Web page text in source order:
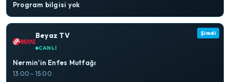
Program bilgisi yok
Şimdi
Beyaz TV
CANLI
Nermin'in Enfes Mutfağı
13:00 – 15:00